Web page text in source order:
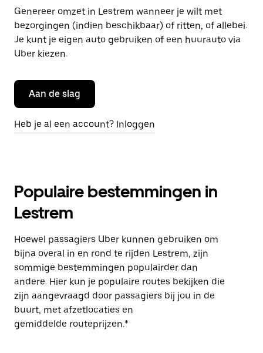
Genereer omzet in Lestrem wanneer je wilt met
bezorgingen (indien beschikbaar) of ritten, of allebei.
Je kunt je eigen auto gebruiken of een huurauto via
Uber kiezen.
Aan de slag
Heb je al een account? Inloggen
Populaire bestemmingen in
Lestrem
Hoewel passagiers Uber kunnen gebruiken om
bijna overal in en rond te rijden Lestrem, zijn
sommige bestemmingen populairder dan
andere. Hier kun je populaire routes bekijken die
zijn aangevraagd door passagiers bij jou in de
buurt, met afzetlocaties en
gemiddelde routeprijzen.*